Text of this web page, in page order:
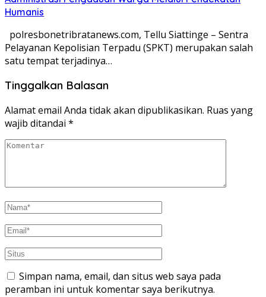
Humanis
polresbonetribratanews.com, Tellu Siattinge – Sentra
Pelayanan Kepolisian Terpadu (SPKT) merupakan salah
satu tempat terjadinya…
Tinggalkan Balasan
Alamat email Anda tidak akan dipublikasikan. Ruas yang
wajib ditandai *
Simpan nama, email, dan situs web saya pada
peramban ini untuk komentar saya berikutnya.